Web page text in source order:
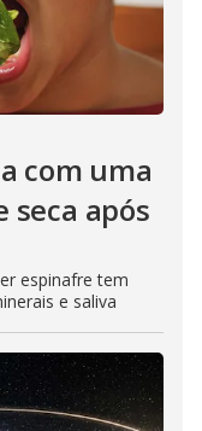
com uma
seca após
espinafre tem
e saliva